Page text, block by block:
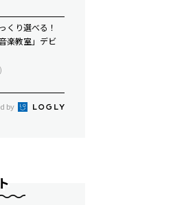
くり選べる！
楽教室」デビ
by